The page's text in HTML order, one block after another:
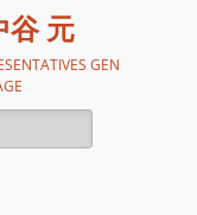
元
GEN